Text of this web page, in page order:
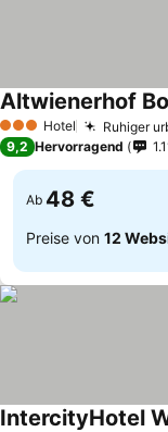
3 SterneHotel Ruhiger
Altwienerhof
9,2 Hervorragend
Ab 48 €
Preise von 12
IntercityHotel